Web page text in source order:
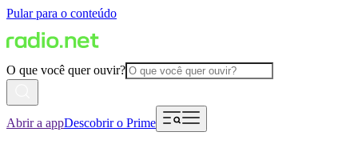
Pular para o conteúdo
O que você quer ouvir?
Abrir a appDescobrir o Prime